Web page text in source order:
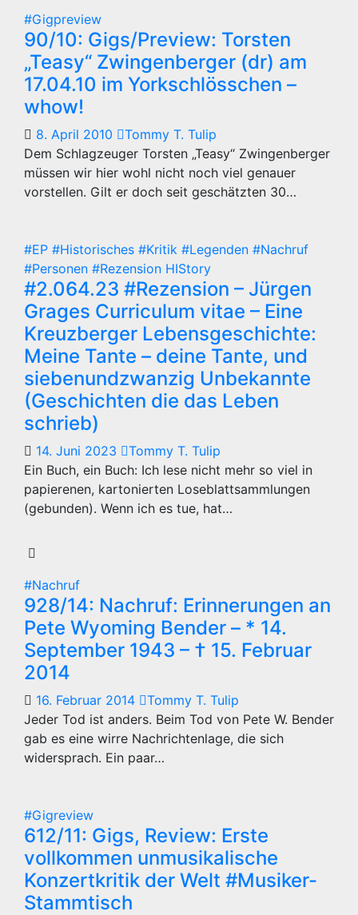
#Gigpreview
90/10: Gigs/Preview: Torsten
„Teasy“ Zwingenberger (dr) am
17.04.10 im Yorkschlösschen –
whow!
8. April 2010
Tommy T. Tulip
Dem Schlagzeuger Torsten „Teasy“ Zwingenberger
müssen wir hier wohl nicht noch viel genauer
vorstellen. Gilt er doch seit geschätzten 30…
#EP #Historisches #Kritik #Legenden #Nachruf
#Personen #Rezension HIStory
#2.064.23 #Rezension – Jürgen
Grages Curriculum vitae – Eine
Kreuzberger Lebensgeschichte:
Meine Tante – deine Tante, und
siebenundzwanzig Unbekannte
(Geschichten die das Leben
schrieb)
14. Juni 2023
Tommy T. Tulip
Ein Buch, ein Buch: Ich lese nicht mehr so viel in
papierenen, kartonierten Loseblattsammlungen
(gebunden). Wenn ich es tue, hat…
#Nachruf
928/14: Nachruf: Erinnerungen an
Pete Wyoming Bender – * 14.
September 1943 – † 15. Februar
2014
16. Februar 2014
Tommy T. Tulip
Jeder Tod ist anders. Beim Tod von Pete W. Bender
gab es eine wirre Nachrichtenlage, die sich
widersprach. Ein paar…
#Gigreview
612/11: Gigs, Review: Erste
vollkommen unmusikalische
Konzertkritik der Welt #Musiker-
Stammtisch